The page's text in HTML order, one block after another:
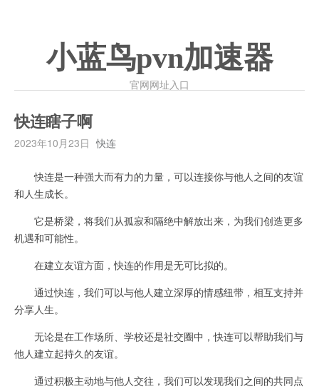
小蓝鸟pvn加速器
官网网址入口
快连瞎子啊
2023年10月23日 快连
快连是一种强大而有力的力量，可以连接你与他人之间的友谊
和人生成长。
它是桥梁，将我们从孤寂和隔绝中解放出来，为我们创造更多
机遇和可能性。
在建立友谊方面，快连的作用是无可比拟的。
通过快连，我们可以与他人建立深厚的情感纽带，相互支持并
分享人生。
无论是在工作场所、学校还是社交圈中，快连可以帮助我们与
他人建立起持久的友谊。
通过积极主动地与他人交往，我们可以发现我们之间的共同点